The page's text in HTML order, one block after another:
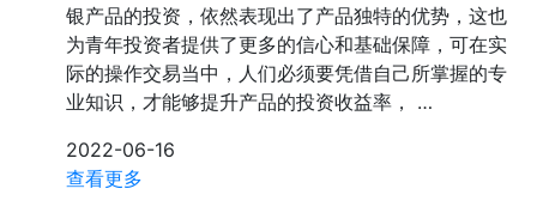
银产品的投资，依然表现出了产品独特的优势，这也
为青年投资者提供了更多的信心和基础保障，可在实
际的操作交易当中，人们必须要凭借自己所掌握的专
业知识，才能够提升产品的投资收益率， …
2022-06-16
查看更多